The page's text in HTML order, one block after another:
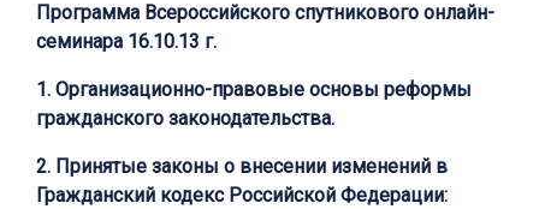
Программа Всероссийского спутникового онлайн-
семинара 16.10.13 г.
1. Организационно-правовые основы реформы
гражданского законодательства.
2. Принятые законы о внесении изменений в
Гражданский кодекс Российской Федерации: